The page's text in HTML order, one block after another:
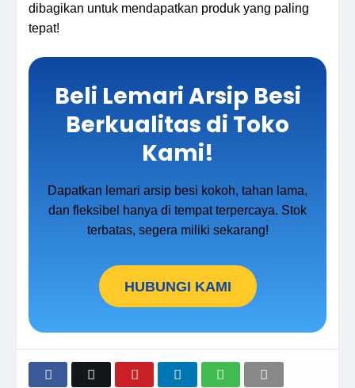
dibagikan untuk mendapatkan produk yang paling
tepat!
Beli Lemari Arsip Besi
Berkualitas di Toko
Kami!
Dapatkan lemari arsip besi kokoh, tahan lama,
dan fleksibel hanya di tempat terpercaya. Stok
terbatas, segera miliki sekarang!
HUBUNGI KAMI